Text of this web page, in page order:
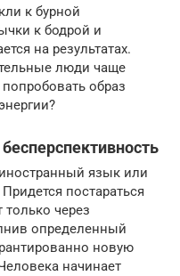
к бурной
к бодрой и
на результатах.
люди чаще
образ
язык или
постараться
только через
определенный
новую
начинает